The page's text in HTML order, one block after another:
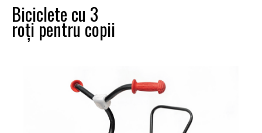
Biciclete cu 3
roți pentru copii